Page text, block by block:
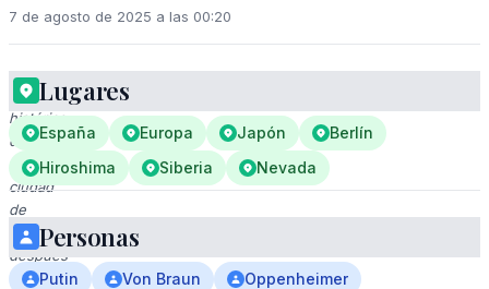
7 de agosto de 2025 a las 00:20
Imagen
histórica
de
la
ciudad
de
Hiroshima
después
del
Lugares
España Europa Japón
Berlín
Hiroshima
Siberia Nevada
Personas
Putin Von Braun Oppenheimer